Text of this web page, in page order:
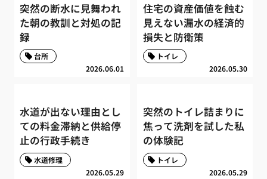
突然の断水に見舞われ
た朝の教訓と対処の記
録
2026.06.01
台所
住宅の資産価値を蝕む
見えない漏水の経済的
損失と防衛策
2026.05.30
トイレ
水道が出ない理由とし
ての料金滞納と供給停
止の行政手続き
2026.05.29
水道修理
突然のトイレ詰まりに
焦って洗剤を試した私
の体験記
2026.05.29
トイレ